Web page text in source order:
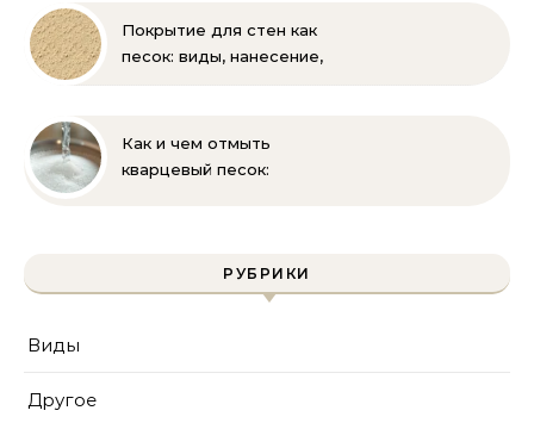
Покрытие для стен как
песок: виды, нанесение,
Как и чем отмыть
кварцевый песок:
РУБРИКИ
Виды
Другое